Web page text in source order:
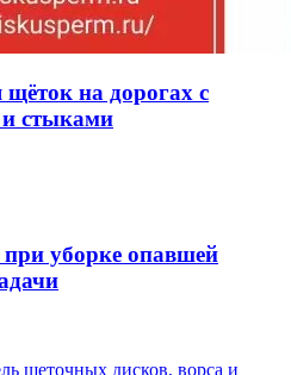
на дорогах с
стыками
уборке опавшей